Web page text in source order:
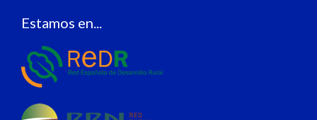
Estamos en...